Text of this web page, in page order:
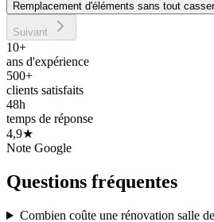
Remplacement d'éléments sans tout casser
Suivant
10+
ans d'expérience
500+
clients satisfaits
48h
temps de réponse
4,9★
Note Google
Questions fréquentes
Combien coûte une rénovation salle